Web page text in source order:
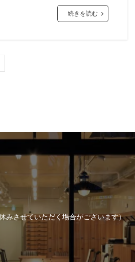
続きを読む
させていただく場合がございます）